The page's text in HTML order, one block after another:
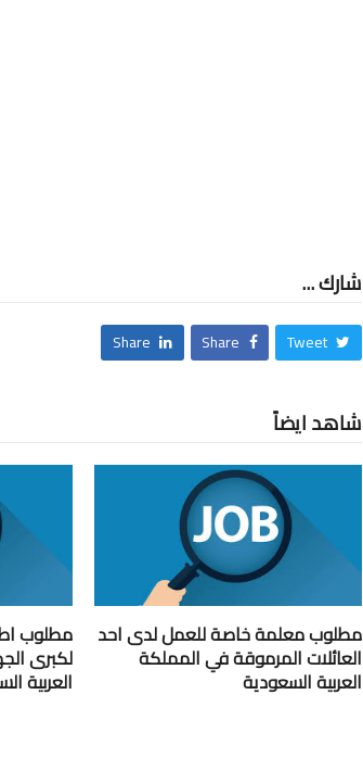
شارك ...
Tweet
Share
Share
شاهد ايضاً
مطلوب معلمة خاصة للعمل لدى احد
العائلات المرموقة في المملكة
العربية السعودية
مطلوب
لكبرى
العربية